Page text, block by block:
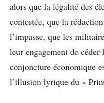
alors que la légalité des
contestée, que la
l’impasse, que les
leur engagement de
conjoncture économique
l’illusion lyrique du «